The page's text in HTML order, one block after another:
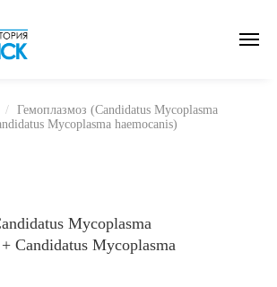
Гемоплазмоз (Candidatus Mycoplasma
Mycoplasma haemocanis)
Mycoplasma
Candidatus Mycoplasma